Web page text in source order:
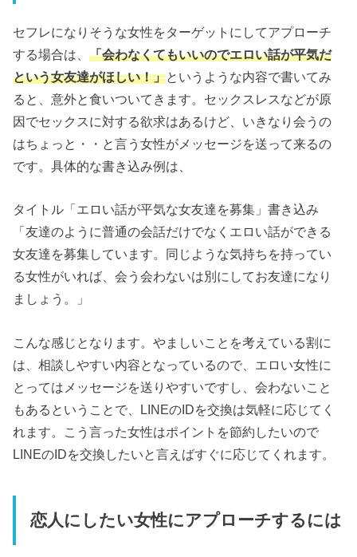
セフレになりそうな女性をターゲットにしてアプローチ
する場合は、「会わなくてもいいのでエロい話が平気だ
という女友達がほしい！」というような内容で書いてみ
ると、意外と食いついてきます。セックスレスなどが原
因でセックスに対する欲求はあるけど、いきなり会うの
はちょっと・・と言う女性がメッセージを送って来るの
です。具体的な書き込み例は、
タイトル「エロい話が平気な女友達を募集」書き込み
「友達のように普通の会話だけでなくエロい話ができる
女友達を募集しています。同じような気持ちを持ってい
る女性がいれば、会う会わないは別にしてお友達になり
ましょう。」
こんな感じとなります。やましいことを考えている割に
は、相談しやすい内容となっているので、エロい女性に
とってはメッセージを送りやすいですし、会わないこと
もあるということで、LINEのIDを交換は気軽に応じてく
れます。こう言った女性はポイントを節約したいので
LINEのIDを交換したいと言えばすぐに応じてくれます。
恋人にしたい女性にアプローチするには